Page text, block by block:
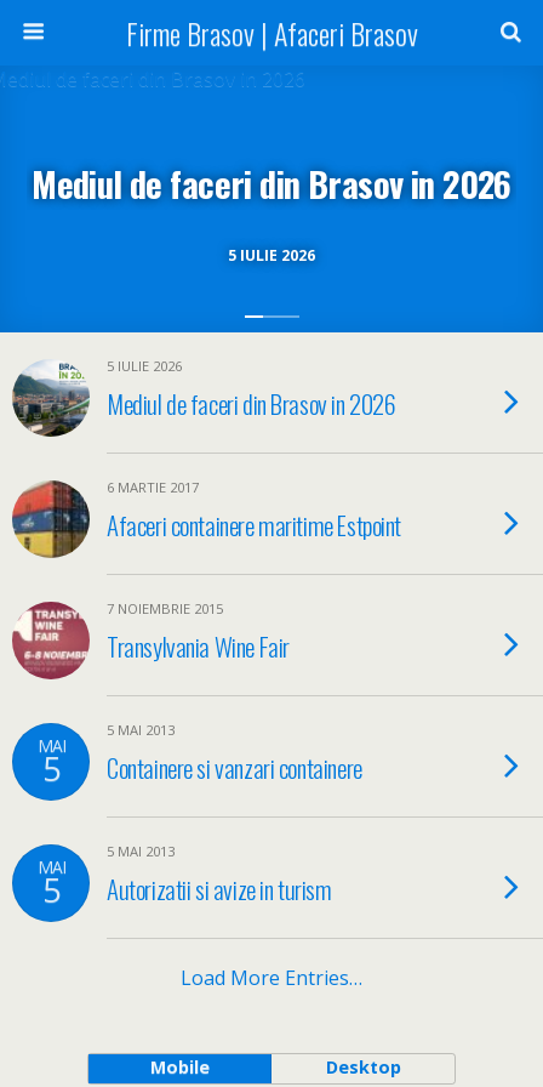
Firme Brasov | Afaceri Brasov
5 IULIE 2026
Mediul de faceri din Brasov in 2026
5 IULIE 2026
Mediul de faceri din Brasov in 2026
6 MARTIE 2017
Afaceri containere maritime Estpoint
7 NOIEMBRIE 2015
Transylvania Wine Fair
MAI
5
5 MAI 2013
Containere si vanzari containere
MAI
5
5 MAI 2013
Autorizatii si avize in turism
Load More Entries…
Mobile Desktop